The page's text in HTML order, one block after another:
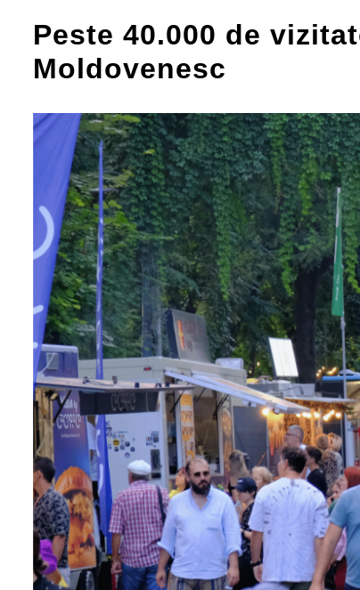
Peste 40.000 de
Moldovenesc